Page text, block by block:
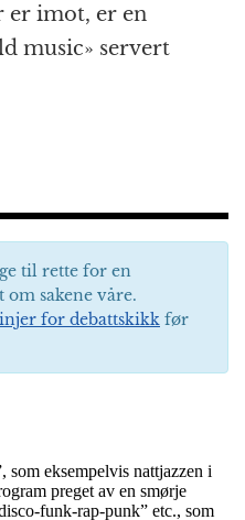
er imot, er en
music» servert
til rette for en
om sakene våre.
for debattskikk før